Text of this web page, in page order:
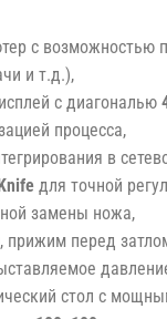
с возможностью
и т.д.),
с диагональю
процесса,
в
для точной
замены ножа,
перед
стол с